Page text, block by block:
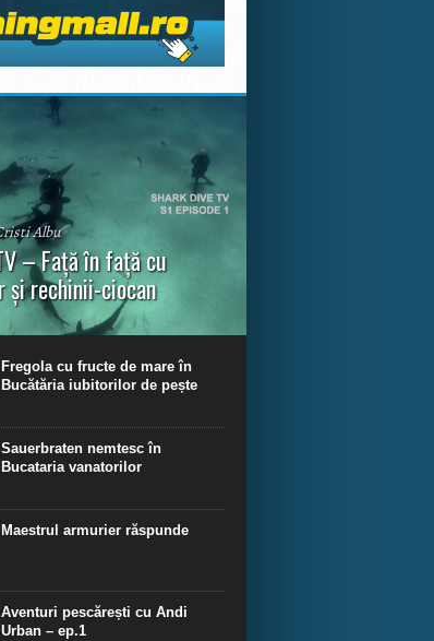
Albu
– Față în față cu
rechinii-ciocan
din Shark Dive TV, telespectatorii
cu rechini.
Fregola cu fructe de mare în
Bucătăria iubitorilor de pește
Sauerbraten nemtesc în
Bucataria vanatorilor
Maestrul armurier răspunde
Aventuri pescărești cu Andi
Urban – ep.1